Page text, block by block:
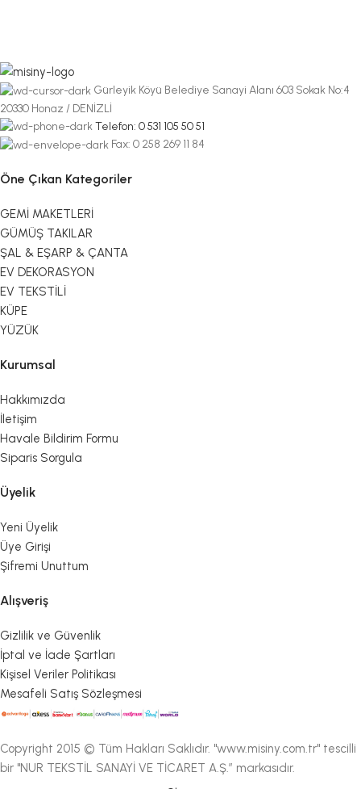
Gürleyik Köyü Belediye Sanayi Alanı 603 Sokak No:4
20330 Honaz / DENİZLİ
Telefon: 0 531 105 50 51
Fax: 0 258 269 11 84
Öne Çıkan Kategoriler
GEMİ MAKETLERİ
GÜMÜŞ TAKILAR
ŞAL & EŞARP & ÇANTA
EV DEKORASYON
EV TEKSTİLİ
KÜPE
YÜZÜK
Kurumsal
Hakkımızda
İletişim
Havale Bildirim Formu
Siparis Sorgula
Üyelik
Yeni Üyelik
Üye Girişi
Şifremi Unuttum
Alışveriş
Gizlilik ve Güvenlik
İptal ve İade Şartları
Kişisel Veriler Politikası
Mesafeli Satış Sözleşmesi
Copyright 2015 © Tüm Hakları Saklıdır. "www.misiny.com.tr" tescilli
bir "NUR TEKSTİL SANAYİ VE TİCARET A.Ş.” markasıdır.